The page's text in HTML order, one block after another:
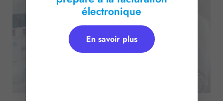
électronique
En savoir plus